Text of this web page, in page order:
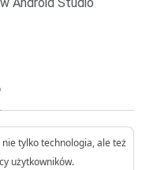
tylko technologia, ale też
użytkowników.